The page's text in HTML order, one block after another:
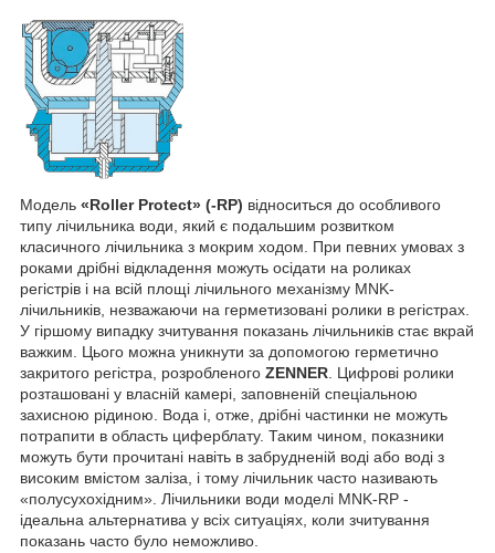
Модель «Roller Protect» (-RP) відноситься до особливого
типу лічильника води, який є подальшим розвитком
класичного лічильника з мокрим ходом. При певних умовах з
роками дрібні відкладення можуть осідати на роликах
регістрів і на всій площі лічильного механізму MNK-
лічильників, незважаючи на герметизовані ролики в регістрах.
У гіршому випадку зчитування показань лічильників стає вкрай
важким. Цього можна уникнути за допомогою герметично
закритого регістра, розробленого ZENNER . Цифрові ролики
розташовані у власній камері, заповненій спеціальною
захисною рідиною. Вода і, отже, дрібні частинки не можуть
потрапити в область циферблату. Таким чином, показники
можуть бути прочитані навіть в забрудненій воді або воді з
високим вмістом заліза, і тому лічильник часто називають
«полусухохідним». Лічильники води моделі MNK-RP -
ідеальна альтернатива у всіх ситуаціях, коли зчитування
показань часто було неможливо.